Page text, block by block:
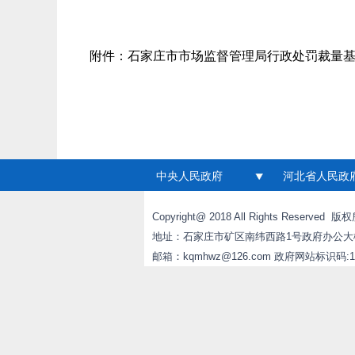
附件：石家庄市市场监督管理局行政处罚裁量